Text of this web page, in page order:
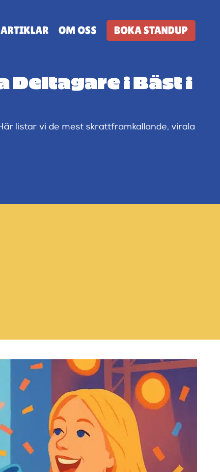
ARTIKLAR OM OSS BOKA STANDUP
Deltagare i Bäst i
listar vi de mest skrattframkallande, virala